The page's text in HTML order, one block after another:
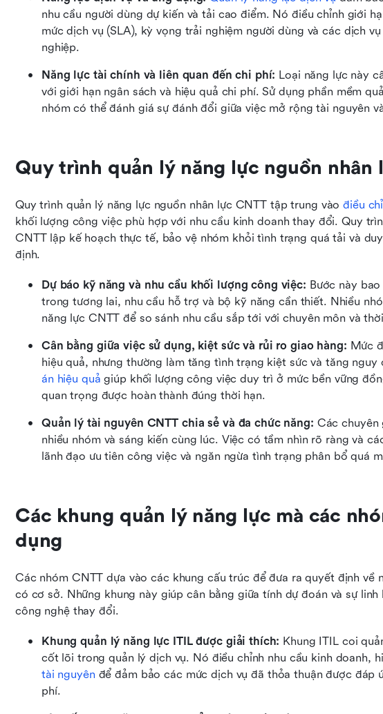
nhu cầu người dùng dự kiến và tải cao điểm. Nó điều chỉnh giới
mức dịch vụ (SLA), kỳ vọng trải nghiệm người dùng và các dịch
nghiệp.
Năng lực tài chính và liên quan đến chi phí: Loại năng lực này
với giới hạn ngân sách và hiệu quả chi phí. Sử dụng phần mềm
nhóm có thể đánh giá sự đánh đổi giữa việc mở rộng tài nguyên
Quy trình quản lý năng lực nguồn nhân
Quy trình quản lý năng lực nguồn nhân lực CNTT tập trung vào điều
khối lượng công việc phù hợp với nhu cầu kinh doanh thay đổi. Quy
CNTT lập kế hoạch thực tế, bảo vệ nhóm khỏi tình trạng quá tải và
định.
Dự báo kỹ năng và nhu cầu khối lượng công việc: Bước này
trong tương lai, nhu cầu hỗ trợ và bộ kỹ năng cần thiết. Nhiều
năng lực CNTT để so sánh nhu cầu sắp tới với chuyên môn và
Cân bằng giữa việc sử dụng, kiệt sức và rủi ro giao hàng: Mức
hiệu quả, nhưng thường làm tăng tình trạng kiệt sức và tăng nguy
án hiệu quả giúp khối lượng công việc duy trì ở mức bền vững
quan trọng được hoàn thành đúng thời hạn.
Quản lý tài nguyên CNTT chia sẻ và đa chức năng: Các chuyên
nhiều nhóm và sáng kiến cùng lúc. Việc có tầm nhìn rõ ràng và
lãnh đạo ưu tiên công việc và ngăn ngừa tình trạng phân bổ quá
Các khung quản lý năng lực mà các
dụng
Các nhóm CNTT dựa vào các khung cấu trúc để đưa ra quyết định về
có cơ sở. Những khung này giúp cân bằng giữa tính dự đoán và sự linh
công nghệ thay đổi.
Khung quản lý năng lực ITIL được giải thích: Khung ITIL coi
cốt lõi trong quản lý dịch vụ. Nó điều chỉnh nhu cầu kinh doanh,
tài nguyên để đảm bảo các mức dịch vụ đã thỏa thuận được đáp
phí.